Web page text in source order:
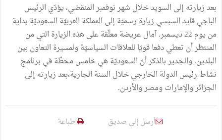
بعدزيارته إلى السويدخلال شهرنوفمبرالمنقضي،يؤدّي الرئيس
الباجيقايدالسبسي زيارة رسميّة إلى المملكة العربيّة السعوديّة بداية
من يوم 22ديسمبر.آمالعريضةمعلّقةعلى هذه الزيارة التيمن
المنتظرأن تعطيدفعاقويّا للعلاقات السياسيّةولمسيرة التعاون بين
البلدين.والجديربالذكرأنّ السعوديّة هيخامسمحطّةفي برنامج
نشاط رئيس الدولة الخارجيخلال السنة الجارية،بعدزيارته إلى
الجزائروالإماراتومصروالأردن.
أرسل إلى صديق طباعة